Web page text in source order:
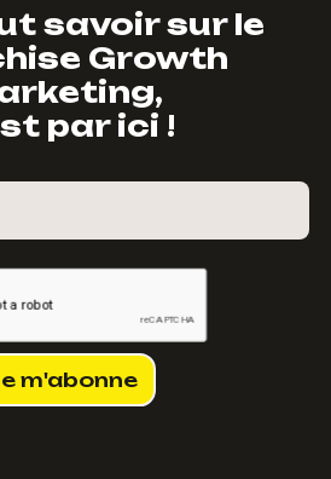
savoir sur le
Growth
par ici !